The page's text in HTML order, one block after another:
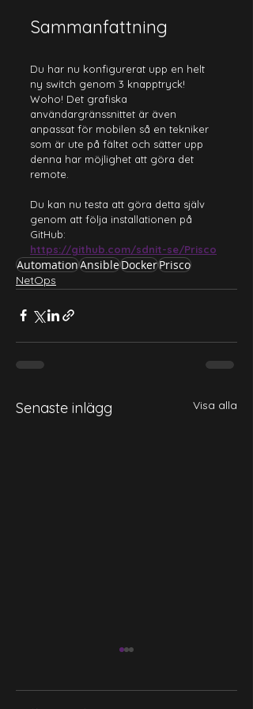
Sammanfattning
Du har nu konfigurerat upp en helt
ny switch genom 3 knapptryck!
Woho! Det grafiska
användargränssnittet är även
anpassat för mobilen så en tekniker
som är ute på fältet och sätter upp
denna har möjlighet att göra det
remote.
Du kan nu testa att göra detta själv
genom att följa installationen på
GitHub:
https://github.com/sdnit-se/Prisco
AutomationAnsibleDockerPrisco
NetOps
Senaste inlägg Visa alla